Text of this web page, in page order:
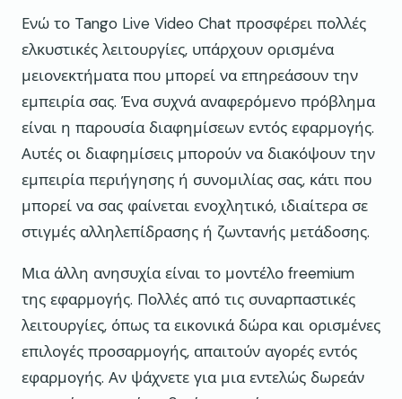
Ενώ το Tango Live Video Chat προσφέρει πολλές
ελκυστικές λειτουργίες, υπάρχουν ορισμένα
μειονεκτήματα που μπορεί να επηρεάσουν την
εμπειρία σας. Ένα συχνά αναφερόμενο πρόβλημα
είναι η παρουσία διαφημίσεων εντός εφαρμογής.
Αυτές οι διαφημίσεις μπορούν να διακόψουν την
εμπειρία περιήγησης ή συνομιλίας σας, κάτι που
μπορεί να σας φαίνεται ενοχλητικό, ιδιαίτερα σε
στιγμές αλληλεπίδρασης ή ζωντανής μετάδοσης.
Μια άλλη ανησυχία είναι το μοντέλο freemium
της εφαρμογής. Πολλές από τις συναρπαστικές
λειτουργίες, όπως τα εικονικά δώρα και ορισμένες
επιλογές προσαρμογής, απαιτούν αγορές εντός
εφαρμογής. Αν ψάχνετε για μια εντελώς δωρεάν